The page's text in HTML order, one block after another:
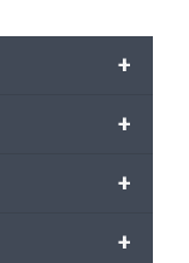
+
+
+
+